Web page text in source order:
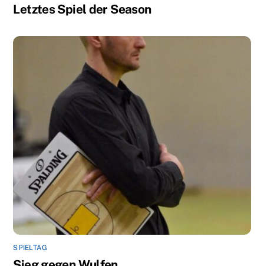
Letztes Spiel der Season
SPIELTAG